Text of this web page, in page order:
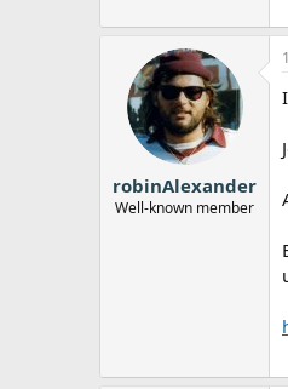
robinAlexander
Well-known member